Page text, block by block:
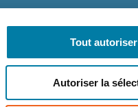
Tout autoriser
Autoriser la